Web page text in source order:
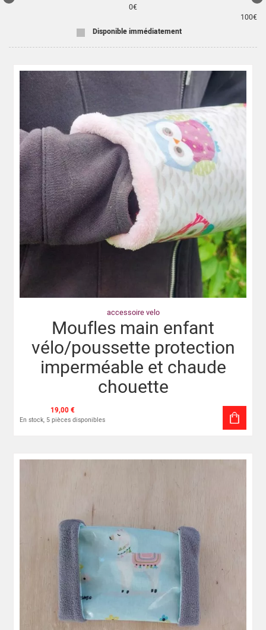
0€
100€
Disponible immédiatement
accessoire velo
Moufles main enfant
vélo/poussette protection
imperméable et chaude
chouette
19,00 €
En stock, 5 pièces disponibles